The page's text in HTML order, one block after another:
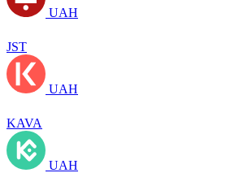
UAH
JST
UAH
KAVA
UAH